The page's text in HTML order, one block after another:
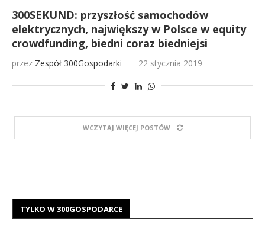
300SEKUND: przyszłość samochodów
elektrycznych, największy w Polsce w equity
crowdfunding, biedni coraz biedniejsi
przez Zespół 300Gospodarki 22 stycznia 2019
WCZYTAJ WIĘCEJ POSTÓW
TYLKO W 300GOSPODARCE